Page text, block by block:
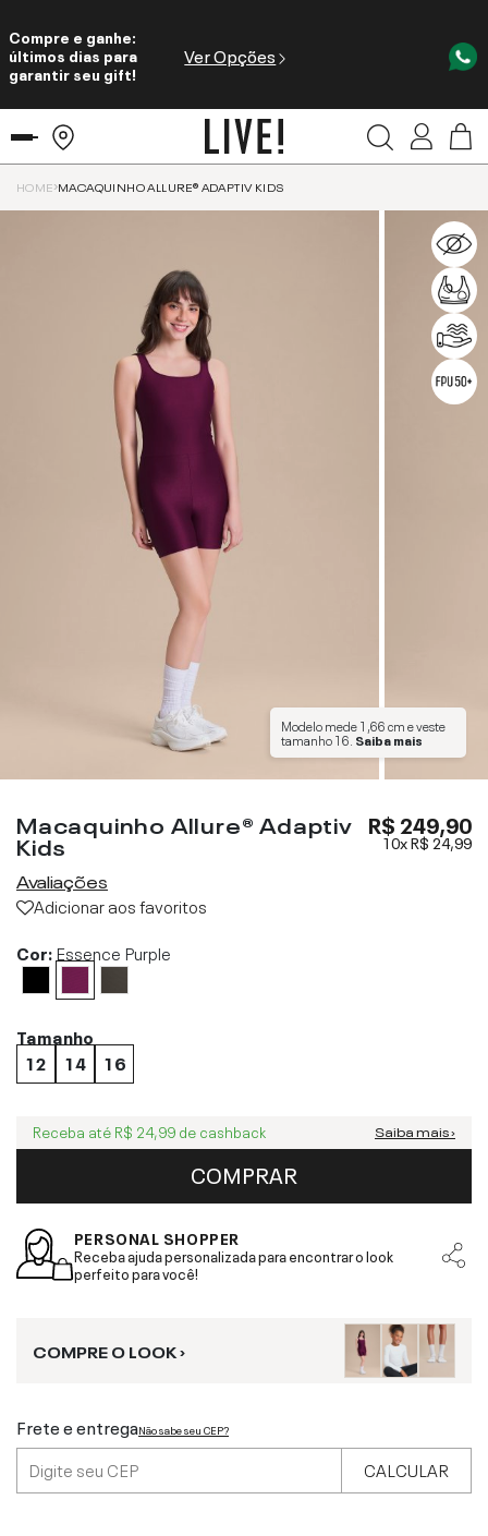
Compre e ganhe:
últimos dias para
garantir seu gift!
Ver Opções
HOME MACAQUINHO ALLURE® ADAPTIV KIDS
Modelo mede1,66 cme veste
tamanho16 Saiba mais
Macaquinho Allure® Adaptiv
Kids
Avaliações
Adicionar aos favoritos
R$ 249,90
10xR$ 24,99
Cor:Essence Purple
Tamanho
12
14 16
Receba até R$ 24,99 de cashback Saiba mais ›
COMPRAR
PERSONAL SHOPPER
Receba ajuda personalizada para encontrar o look
perfeito para você!
COMPRE O LOOK ›
Frete e entregaNão sabe seu CEP?
CALCULAR